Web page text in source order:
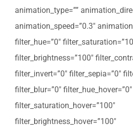
animation_type=””
animation_speed=”0.3″
filter_hue=”0″
filter_brightness=”100″
filter_invert=”0″ filter_sepia=”0″
filter_blur=”0″ filter_hue_hover=”0″
filter_saturation_hover=”100″
filter_brightness_hover=”100″